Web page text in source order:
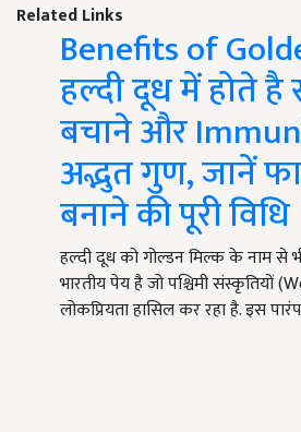
Related Links
Benefits of
हल्दी दूध में होते
बचाने और
अद्भुत गुण, जानें
बनाने की पूरी विधि
हल्दी दूध को गोल्डन मिल्क के नाम से
भारतीय पेय है जो पश्चिमी संस्कृतियों
लोकप्रियता हासिल कर रहा है. इस